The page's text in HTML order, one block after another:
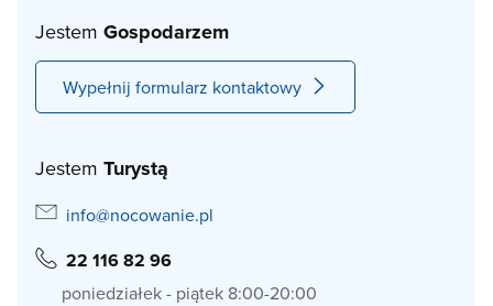
Jestem Gospodarzem
Wypełnij formularz kontaktowy
Jestem Turystą
info@nocowanie.pl
22 116 82 96
poniedziałek - piątek 8:00-20:00